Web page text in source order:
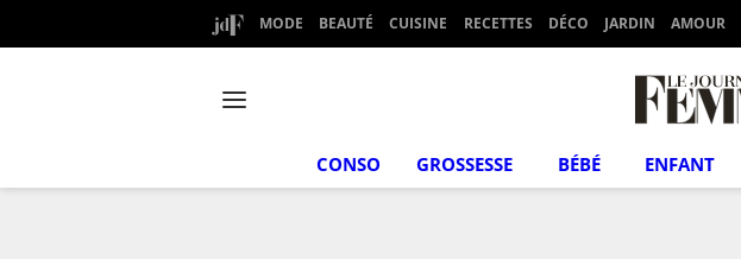
MODE BEAUTÉ CUISINE RECETTES DÉCO JARDIN AMOUR
CONSO GROSSESSE BÉBÉ ENFANT